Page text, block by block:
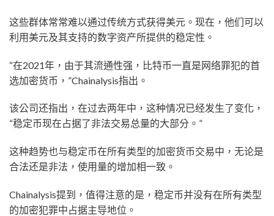
这些群体常常难以通过传统方式获得美元。现在，他们可以
利用美元及其支持的数字资产所提供的稳定性。
“在2021年，由于其流通性强，比特币一直是网络罪犯的首
选加密货币，”Chainalysis指出。
该公司还指出，在过去两年中，这种情况已经发生了变化，
“稳定币现在占据了非法交易总量的大部分。”
这种趋势也与稳定币在所有类型的加密货币交易中，无论是
合法还是非法，使用量的增加相一致。
Chainalysis提到，值得注意的是，稳定币并没有在所有类型
的加密犯罪中占据主导地位。